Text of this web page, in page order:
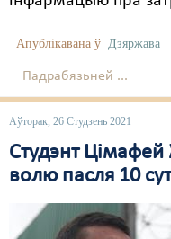
Апублікавана ў Дзяржава
Падрабязьней ...
Аўторак, 26 Студзень 2021
Студэнт
волю пасля 10